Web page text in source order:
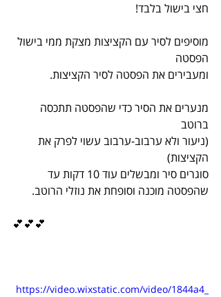
חצי בישול בלבד!
מוסיפים לסיר עם הקציצות מצקת ממי בישול
הפסטה
ומעבירים את הפסטה לסיר הקציצות.
מנערים את הסיר כדי שהפסטה תתכסה
ברוטב
(ניעור ולא ערבוב-ערבוב עשוי לפרק את
הקציצות)
סוגרים סיר ומבשלים עוד 10 דקות עד
שהפסטה מוכנה וסופחת את נוזלי הרוטב.
💕💕💕
https://video.wixstatic.com/video/1844a4_